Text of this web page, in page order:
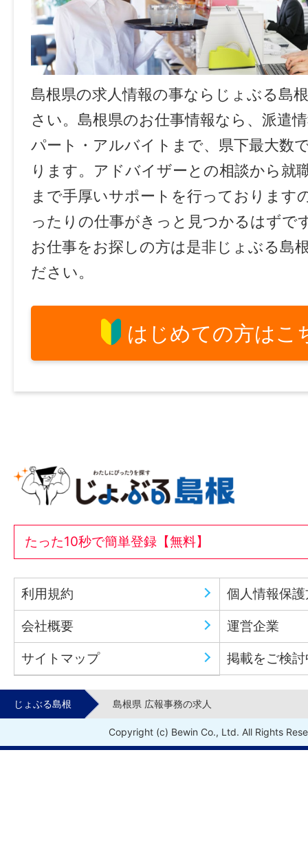
島根県の求人情報の事ならじょぶる島
さい。島根県のお仕事情報なら、派遣
パート・アルバイトまで、県下最大数
ります。アドバイザーとの相談から就
まで手厚いサポートを行っております
ったりの仕事がきっと見つかるはずで
お仕事をお探しの方は是非じょぶる島
ださい。
はじめての方はこ
たった10秒で簡単登録【無料】
利用規約 個人情報保
会社概要 運営企業
サイトマップ 掲載をご検
じょぶる島根 島根県 広報事務の求人
Copyright (c) Bewin Co., Ltd. All Rights